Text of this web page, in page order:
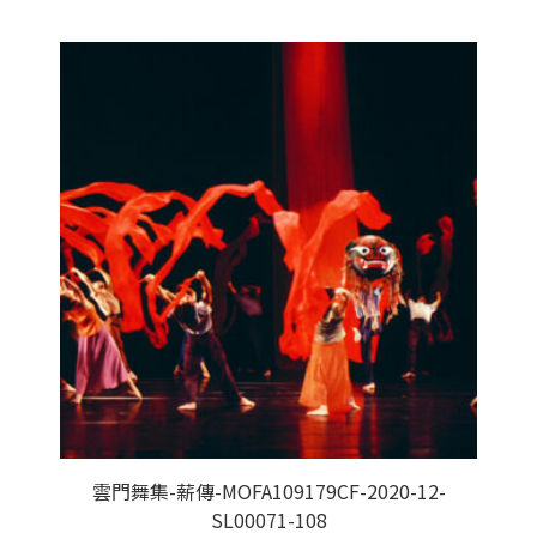
雲門舞集-薪傳-MOFA109179CF-2020-12-
SL00071-108